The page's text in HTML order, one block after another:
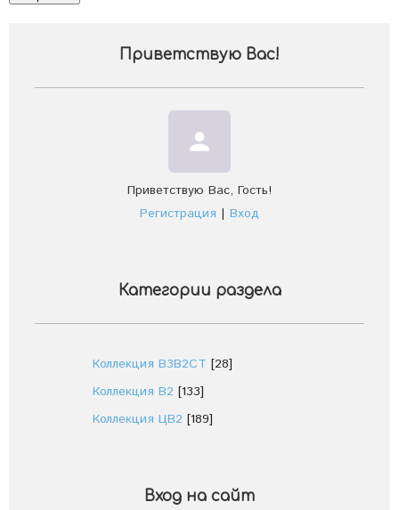
Приветствую Вас!
person
Приветствую Вас, Гость!
Регистрация | Вход
Категории раздела
Коллекция В3В2СТ [28]
Коллекция В2 [133]
Коллекция ЦВ2 [189]
Вход на сайт